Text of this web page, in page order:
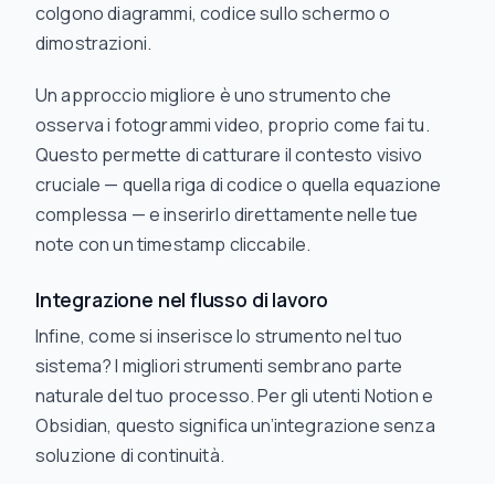
colgono diagrammi, codice sullo schermo o
dimostrazioni.
Un approccio migliore è uno strumento che
osserva i fotogrammi video, proprio come fai tu.
Questo permette di catturare il contesto visivo
cruciale — quella riga di codice o quella equazione
complessa — e inserirlo direttamente nelle tue
note con un timestamp cliccabile.
Integrazione nel flusso di lavoro
Infine, come si inserisce lo strumento nel tuo
sistema? I migliori strumenti sembrano parte
naturale del tuo processo. Per gli utenti Notion e
Obsidian, questo significa un’integrazione senza
soluzione di continuità.